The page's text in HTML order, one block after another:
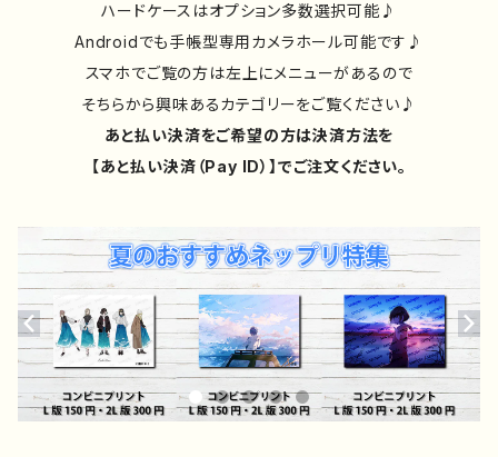
ハードケースはオプション多数選択可能♪
Androidでも手帳型専用カメラホール可能です♪
スマホでご覧の方は左上にメニューがあるので
そちらから興味あるカテゴリーをご覧ください♪
あと払い決済をご希望の方は決済方法を
【あと払い決済（Pay ID）】でご注文ください。